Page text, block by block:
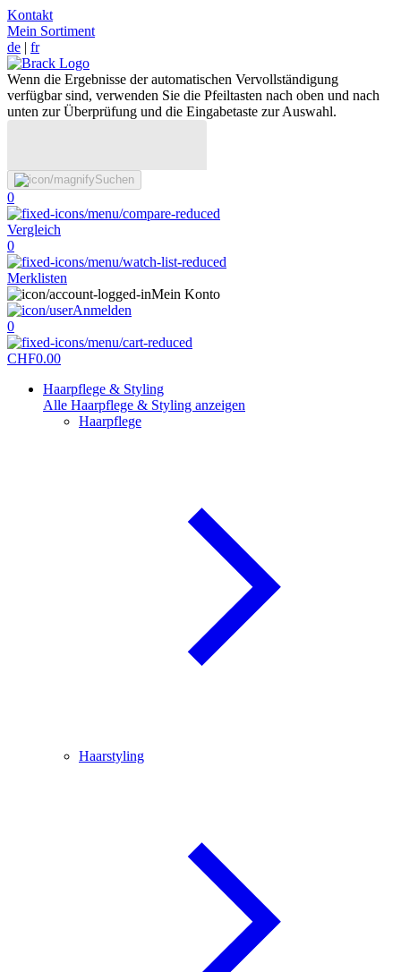
Kontakt
Mein Sortiment
de | fr
Wenn die Ergebnisse der automatischen Vervollständigung
verfügbar sind, verwenden Sie die Pfeiltasten nach oben und nach
unten zur Überprüfung und die Eingabetaste zur Auswahl.
Suchen
0
Vergleich
0
Merklisten
Mein Konto
Anmelden
0
CHF0.00
Haarpflege & Styling
Alle Haarpflege & Styling anzeigen
Haarpflege
Haarstyling